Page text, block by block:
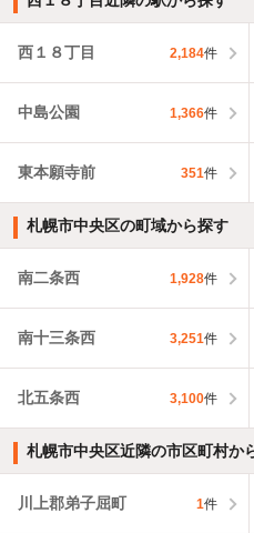
西１８丁目 2,184件
中島公園 1,366件
東本願寺前 351件
札幌市中央区の町域から探す
南二条西 1,928件
南十三条西 3,251件
北五条西 3,100件
札幌市中央区近隣の市区町村か
川上郡弟子屈町 1件